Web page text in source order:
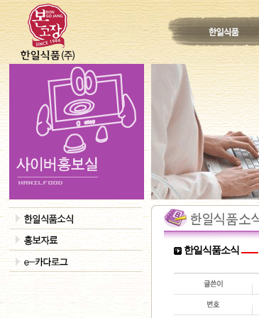
한일식품소식